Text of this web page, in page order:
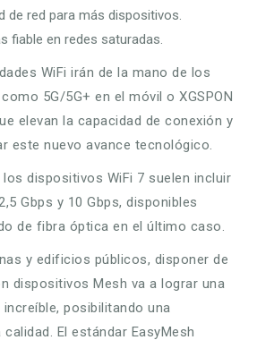
de red para más dispositivos.
fiable en redes saturadas.
WiFi irán de la mano de los
5G/5G+ en el móvil o XGSPON
elevan la capacidad de conexión y
este nuevo avance tecnológico.
los dispositivos WiFi 7 suelen incluir
Gbps y 10 Gbps, disponibles
de fibra óptica en el último caso.
y edificios públicos, disponer de
dispositivos Mesh va a lograr una
posibilitando una
El estándar EasyMesh